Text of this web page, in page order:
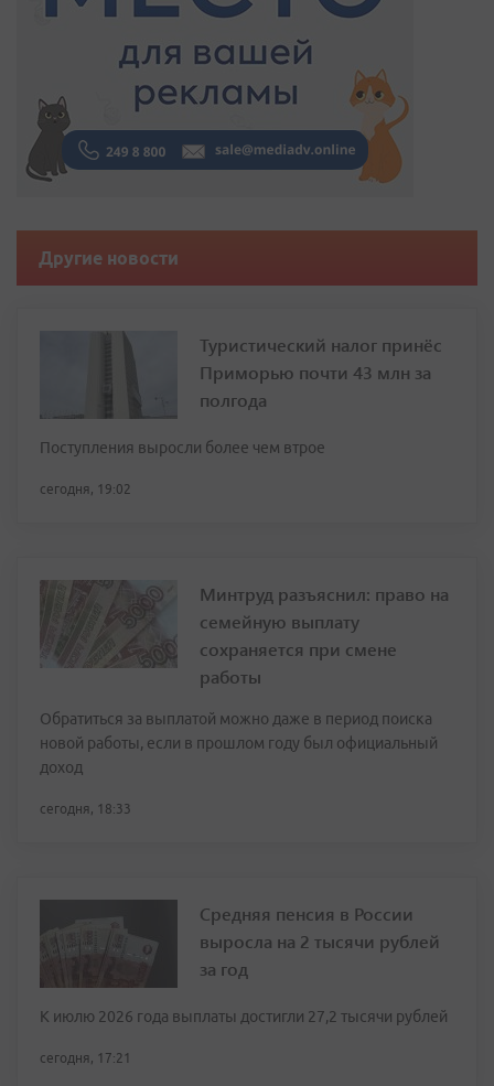
Другие новости
Туристический налог принёс
Приморью почти 43 млн за
полгода
Поступления выросли более чем втрое
сегодня, 19:02
Минтруд разъяснил: право на
семейную выплату
сохраняется при смене
работы
Обратиться за выплатой можно даже в период поиска
новой работы, если в прошлом году был официальный
доход
сегодня, 18:33
Средняя пенсия в России
выросла на 2 тысячи рублей
за год
К июлю 2026 года выплаты достигли 27,2 тысячи рублей
сегодня, 17:21